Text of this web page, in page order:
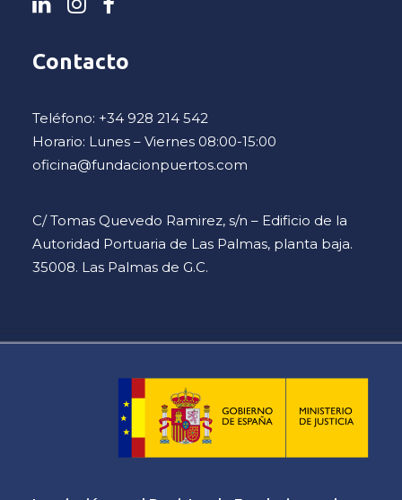
Contacto
Teléfono: +34 928 214 542
Horario: Lunes – Viernes 08:00-15:00
oficina@fundacionpuertos.com
C/ Tomas Quevedo Ramirez, s/n – Edificio de la
Autoridad Portuaria de Las Palmas, planta baja.
35008. Las Palmas de G.C.